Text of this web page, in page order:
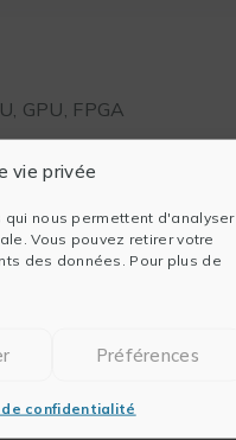
vie privée
qui nous permettent d'analyser
Vous pouvez retirer votre
des données. Pour plus de
Préférences
confidentialité
GPU, FPGA
(ZIB)
normes
et
outils de
et à